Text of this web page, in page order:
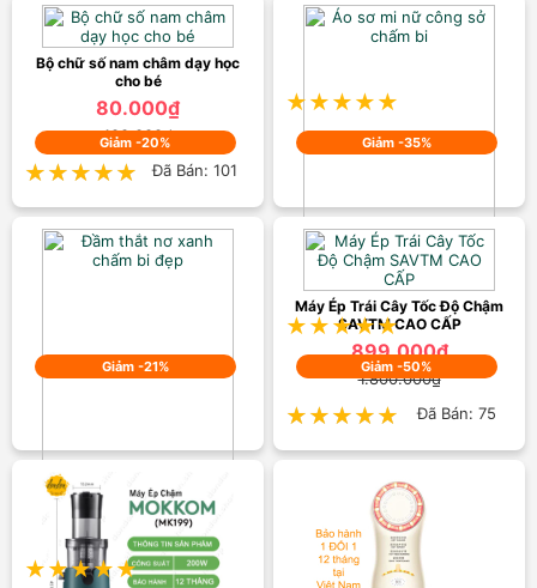
Áo Len nữ Chấm Bi
255.000₫
★★★★★
★★★★★
Giảm -20%
Bộ chữ số nam châm dạy học
cho bé
80.000₫
100.000₫
★★★★★
★★★★★ Đã Bán: 101
Giảm -35%
Áo sơ mi nữ công sở chấm bi
195.000₫
300.000₫
★★★★★
★★★★★ Đã Bán: 13
Giảm -21%
Đầm thắt nơ xanh chấm bi đẹp
265.000₫
335.000₫
★★★★★
★★★★★ Đã Bán: 8
Giảm -50%
Máy Ép Trái Cây Tốc Độ Chậm
SAVTM CAO CẤP
899.000₫
1.800.000₫
★★★★★
★★★★★ Đã Bán: 75